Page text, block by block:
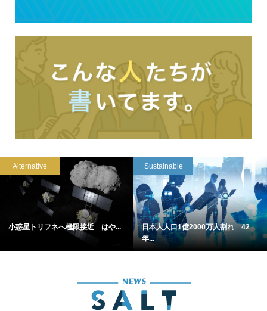
Alternative
小惑星トリフネへ極限接近 はや...
Sustainable
日本人人口1億2000万人割れ 42
年...